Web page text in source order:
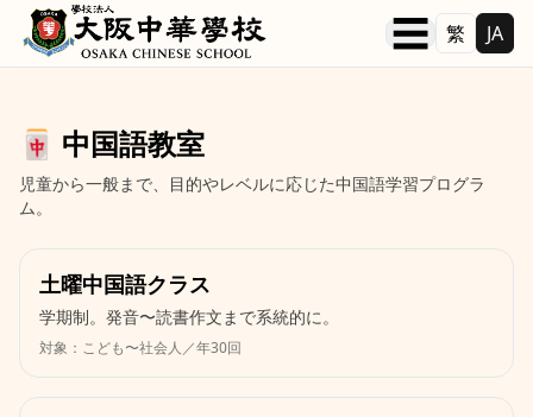
本文へ移動 ☰ 繁 JA
🀄 中国語教室
児童から一般まで、目的やレベルに応じた中国語学習プログラ
ム。
土曜中国語クラス
学期制。発音〜読書作文まで系統的に。
対象：こども〜社会人／年30回